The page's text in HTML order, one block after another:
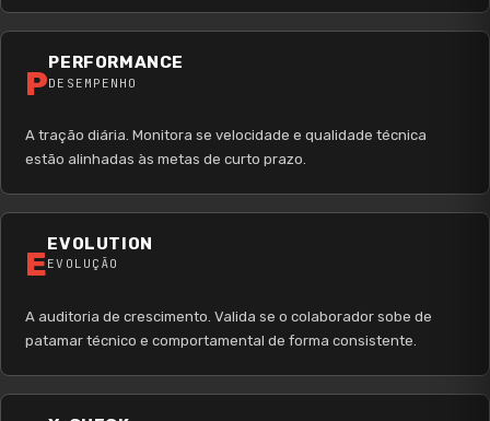
P
PERFORMANCE
DESEMPENHO
A tração diária. Monitora se velocidade e qualidade técnica
estão alinhadas às metas de curto prazo.
E
EVOLUTION
EVOLUÇÃO
A auditoria de crescimento. Valida se o colaborador sobe de
patamar técnico e comportamental de forma consistente.